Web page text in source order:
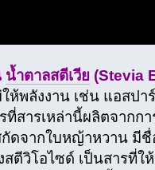
น้ำตาลสตีเวีย (Stevia
พลังงาน เช่น แอสปา
ารเหล่านี้ผลิตจากกา
จากใบหญ้าหวาน มีชื่
วิโอไซด์ เป็นสารที่ใ